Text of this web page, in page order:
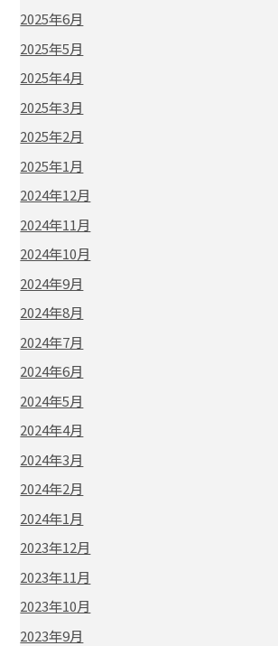
2025年6月
2025年5月
2025年4月
2025年3月
2025年2月
2025年1月
2024年12月
2024年11月
2024年10月
2024年9月
2024年8月
2024年7月
2024年6月
2024年5月
2024年4月
2024年3月
2024年2月
2024年1月
2023年12月
2023年11月
2023年10月
2023年9月